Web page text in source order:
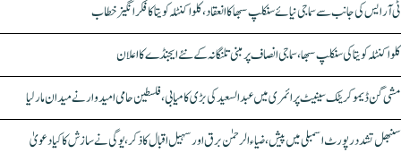
ٹی آر ایس کی جانب سے سماجی نیائے سنکلپ سبھا کا انعقاد، کلواکنٹلہ کویتا کا فکر انگیز خطاب
کلواکنٹلہ کویتا کی سنکلپ سبھا، سماجی انصاف پر مبنی تلنگانہ کے نئے ایجنڈے کا اعلان
مشی گن ڈیموکریٹک سینیٹ پرائمری میں عبدالسعید کی بڑی کامیابی، فلسطین حامی امیدوار نے میدان مار لیا
سنبھل تشدد رپورٹ اسمبلی میں پیش، ضیاء الرحمٰن برق اور سہیل اقبال کا ذکر، یوگی نے سازش کا کیا دعویٰ